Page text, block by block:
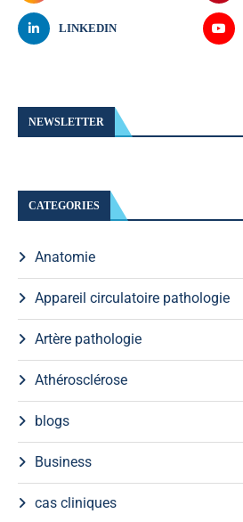
LINKEDIN
NEWSLETTER
CATEGORIES
Anatomie
Appareil circulatoire pathologie
Artère pathologie
Athérosclérose
blogs
Business
cas cliniques